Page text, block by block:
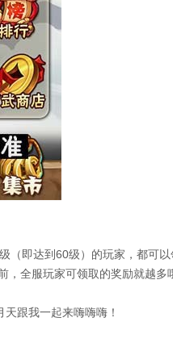
（即达到60级）的玩家，都可以
，全服玩家可领取的奖励就越多
跟我一起来嗨嗨嗨！